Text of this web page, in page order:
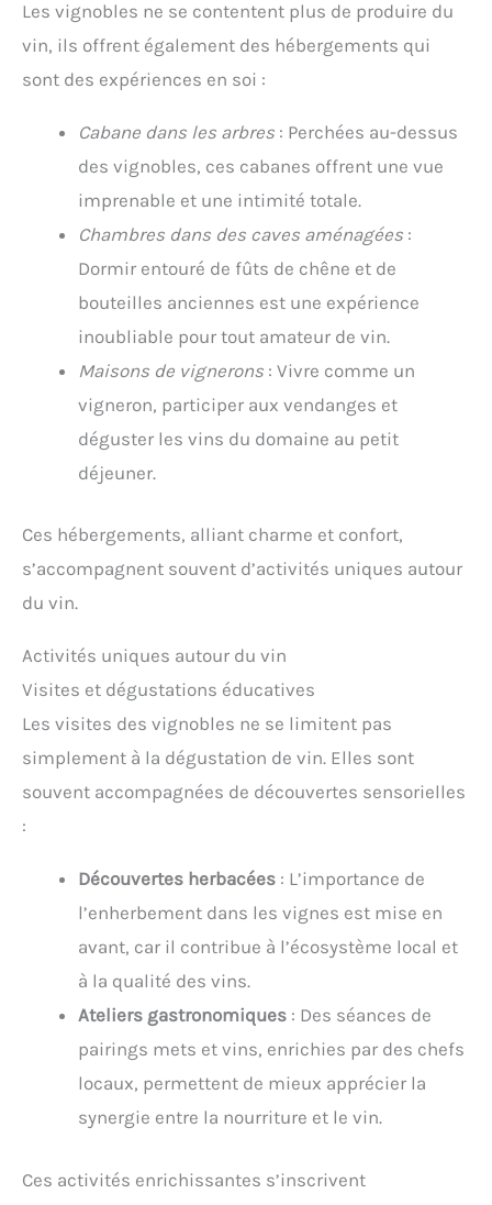
Les vignobles ne se contentent plus de produire du
vin, ils offrent également des hébergements qui
sont des expériences en soi :
Cabane dans les arbres : Perchées au-dessus
des vignobles, ces cabanes offrent une vue
imprenable et une intimité totale.
Chambres dans des caves aménagées :
Dormir entouré de fûts de chêne et de
bouteilles anciennes est une expérience
inoubliable pour tout amateur de vin.
Maisons de vignerons : Vivre comme un
vigneron, participer aux vendanges et
déguster les vins du domaine au petit
déjeuner.
Ces hébergements, alliant charme et confort,
s’accompagnent souvent d’activités uniques autour
du vin.
Activités uniques autour du vin
Visites et dégustations éducatives
Les visites des vignobles ne se limitent pas
simplement à la dégustation de vin. Elles sont
souvent accompagnées de découvertes sensorielles
:
Découvertes herbacées : L’importance de
l’enherbement dans les vignes est mise en
avant, car il contribue à l’écosystème local et
à la qualité des vins.
Ateliers gastronomiques : Des séances de
pairings mets et vins, enrichies par des chefs
locaux, permettent de mieux apprécier la
synergie entre la nourriture et le vin.
Ces activités enrichissantes s’inscrivent